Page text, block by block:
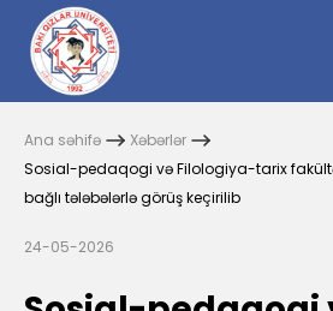
Ana səhifə
Xəbərlər
Sosial-pedaqogi və Filologiya-tarix
bağlı tələbələrlə görüş keçirilib
24-05-2026